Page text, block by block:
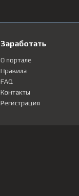
Заработать
О портале
Правила
FAQ
Контакты
Регистрация